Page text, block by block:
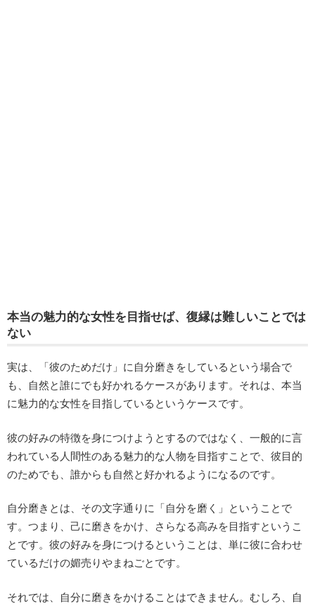
本当の魅力的な女性を目指せば、復縁は難しいことでは
ない
実は、「彼のためだけ」に自分磨きをしているという場合で
も、自然と誰にでも好かれるケースがあります。それは、本当
に魅力的な女性を目指しているというケースです。
彼の好みの特徴を身につけようとするのではなく、一般的に言
われている人間性のある魅力的な人物を目指すことで、彼目的
のためでも、誰からも自然と好かれるようになるのです。
自分磨きとは、その文字通りに「自分を磨く」ということで
す。つまり、己に磨きをかけ、さらなる高みを目指すというこ
とです。彼の好みを身につけるということは、単に彼に合わせ
ているだけの媚売りやまねごとです。
それでは、自分に磨きをかけることはできません。むしろ、自